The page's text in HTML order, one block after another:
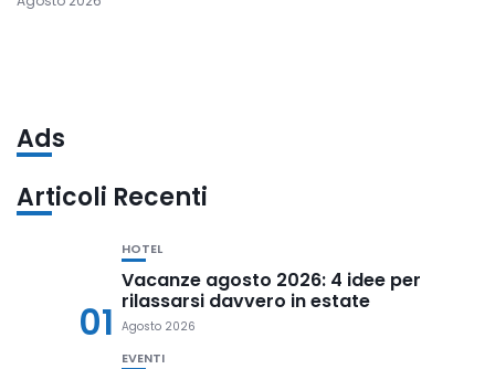
Ads
Articoli Recenti
01
HOTEL
Vacanze agosto 2026: 4 idee per
rilassarsi davvero in estate
Agosto 2026
EVENTI